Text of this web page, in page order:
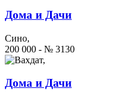
Дома и Дачи
Сино,
200 000 - № 3130
Дома и Дачи